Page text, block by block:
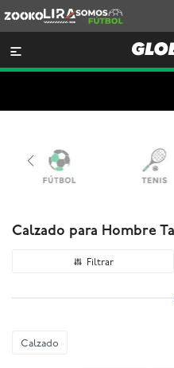
Lira
Somos
Futbol

Calzado para Hombre
Calzado